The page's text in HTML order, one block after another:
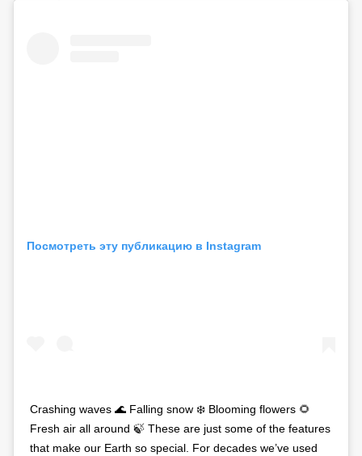
Посмотреть эту публикацию в Instagram
Crashing waves 🌊 Falling snow ❄️ Blooming flowers 🌻
Fresh air all around 🍃 These are just some of the features
that make our Earth so special. For decades we’ve used